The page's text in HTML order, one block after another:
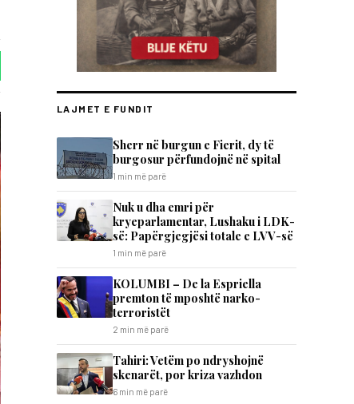
LAJMET E FUNDIT
Sherr në burgun e Fierit, dy të
burgosur përfundojnë në spital
1 min më parë
Nuk u dha emri për
kryeparlamentar, Lushaku i LDK-
së: Papërgjegjësi totale e LVV-së
1 min më parë
KOLUMBI – De la Espriella
premton të mposhtë narko-
terroristët
2 min më parë
Tahiri: Vetëm po ndryshojnë
skenarët, por kriza vazhdon
6 min më parë